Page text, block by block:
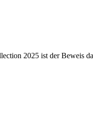
2025 ist der Beweis